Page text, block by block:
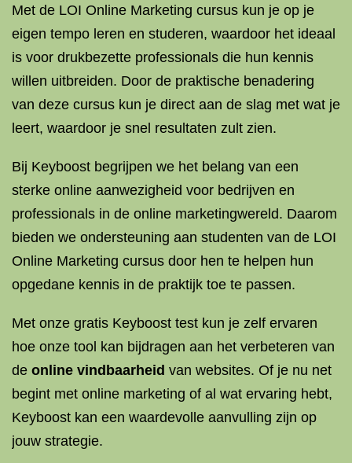
Met de LOI Online Marketing cursus kun je op je
eigen tempo leren en studeren, waardoor het ideaal
is voor drukbezette professionals die hun kennis
willen uitbreiden. Door de praktische benadering
van deze cursus kun je direct aan de slag met wat je
leert, waardoor je snel resultaten zult zien.
Bij Keyboost begrijpen we het belang van een
sterke online aanwezigheid voor bedrijven en
professionals in de online marketingwereld. Daarom
bieden we ondersteuning aan studenten van de LOI
Online Marketing cursus door hen te helpen hun
opgedane kennis in de praktijk toe te passen.
Met onze gratis Keyboost test kun je zelf ervaren
hoe onze tool kan bijdragen aan het verbeteren van
de online vindbaarheid van websites. Of je nu net
begint met online marketing of al wat ervaring hebt,
Keyboost kan een waardevolle aanvulling zijn op
jouw strategie.